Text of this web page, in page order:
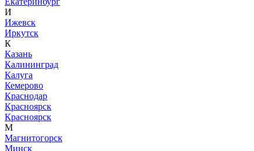
И
Ижевск
Иркутск
К
Казань
Калининград
Калуга
Кемерово
Краснодар
Красноярск
Красноярск
М
Магнитогорск
Минск